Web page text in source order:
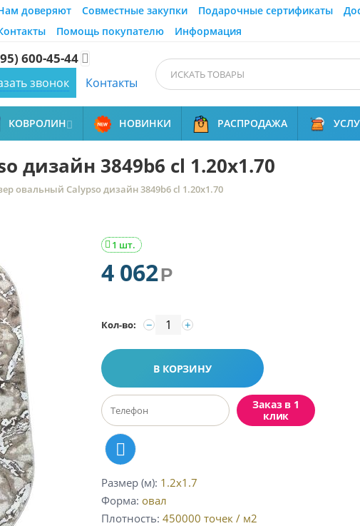
доверяют Совместные закупки Подарочные сертификаты
Помощь покупателю Информация
600-45-44 
звонок Контакты
КОВРОЛИН НОВИНКИ РАСПРОДАЖА
дизайн 3849b6 cl 1.20x1.70
овальный Calypso дизайн 3849b6 cl 1.20x1.70
1 шт.

4 062Р
Кол-во: +
−
В КОРЗИНУ
Заказ в 1
клик
Размер (м) 1.2x1.7
Форма овал
Плотность 450000 точек / м2